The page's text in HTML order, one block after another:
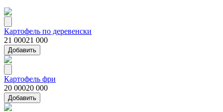
Картофель по деревенски
21 00021 000
Добавить
Картофель фри
20 00020 000
Добавить